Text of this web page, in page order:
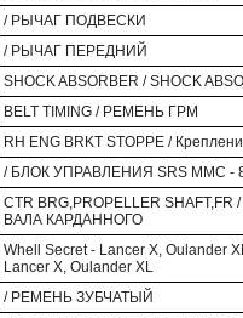
/ РЫЧАГ ПОДВЕСКИ
/ РЫЧАГ ПЕРЕДНИЙ
SHOCK ABSORBER / SHOCK
BELT TIMING / РЕМЕНЬ ГРМ
RH ENG BRKT STOPPE /
/ БЛОК УПРАВЛЕНИЯ SRS MMC -
CTR BRG,PROPELLER
ВАЛА КАРДАННОГО
Whell Secret - Lancer X, Oulander
Lancer X, Oulander XL
/ РЕМЕНЬ ЗУБЧАТЫЙ